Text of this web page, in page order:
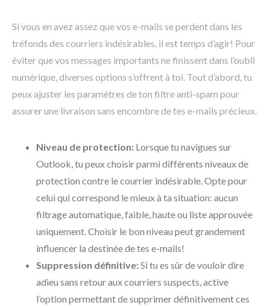
Si vous en avez assez que vos e-mails se perdent dans les
tréfonds des courriers indésirables, il est temps d’agir! Pour
éviter que vos messages importants ne finissent dans l’oubli
numérique, diverses options s’offrent à toi. Tout d’abord, tu
peux ajuster les paramètres de ton filtre anti-spam pour
assurer une livraison sans encombre de tes e-mails précieux.
Niveau de protection: Lorsque tu navigues sur
Outlook, tu peux choisir parmi différents niveaux de
protection contre le courrier indésirable. Opte pour
celui qui correspond le mieux à ta situation: aucun
filtrage automatique, faible, haute ou liste approuvée
uniquement. Choisir le bon niveau peut grandement
influencer la destinée de tes e-mails!
Suppression définitive:Si tu es sûr de vouloir dire
adieu sans retour aux courriers suspects, active
l’option permettant de supprimer définitivement ces